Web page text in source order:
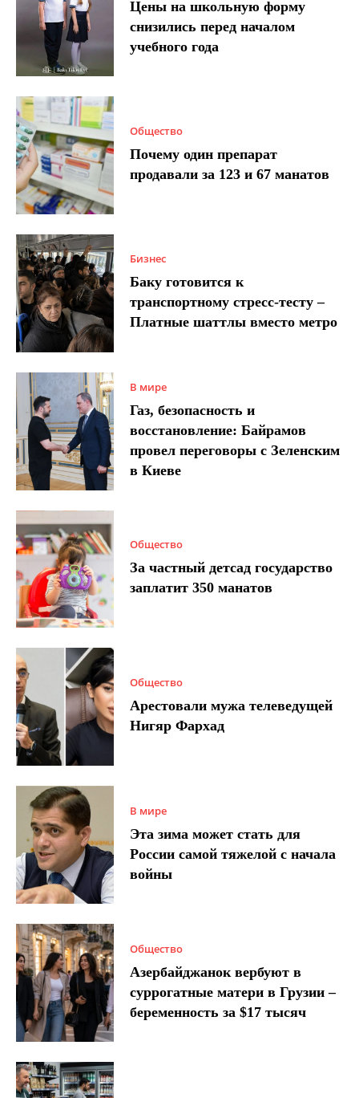
Цены на школьную форму
снизились перед началом
учебного года
Общество
Почему один препарат
продавали за 123 и 67 манатов
Бизнес
Баку готовится к
транспортному стресс-тесту –
Платные шаттлы вместо метро
В мире
Газ, безопасность и
восстановление: Байрамов
провел переговоры с Зеленским
в Киеве
Общество
За частный детсад государство
заплатит 350 манатов
Общество
Арестовали мужа телеведущей
Нигяр Фархад
В мире
Эта зима может стать для
России самой тяжелой с начала
войны
Общество
Азербайджанок вербуют в
суррогатные матери в Грузии –
беременность за $17 тысяч